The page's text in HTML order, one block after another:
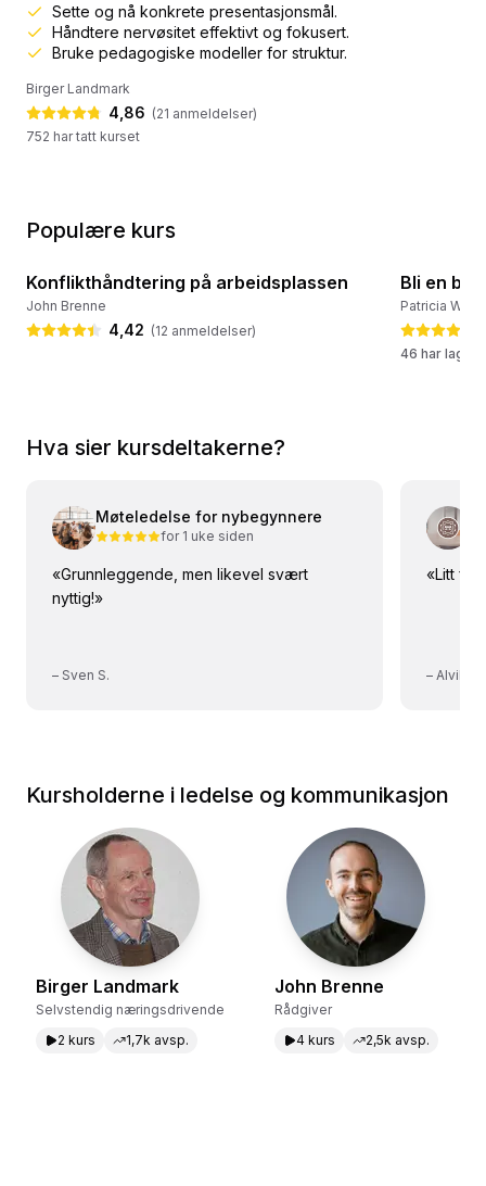
publikums oppmerksomhet. Dette kurset vil gi deg
verktøyene du trenger for å bli tryggere og mer
komfortabel når du står foran et publikum.God
presentasjon...
Sette og nå konkrete presentasjonsmål.
Håndtere nervøsitet effektivt og fokusert.
Bruke pedagogiske modeller for struktur.
Birger Landmark
4,86 (21 anmeldelser)
752 har tatt kurset
Populære kurs
💛 Populært kurs
Konflikthåndtering på arbeidsplassen
John Brenne
4,42 (12 anmeldelser)
🔥 Ofte
Bli en
Patricia
46 har
Hva sier kursdeltakerne?
Møteledelse for nybegynnere
for 1 uke siden
«Grunnleggende, men likevel svært
nyttig!»
– Sven S.
«Litt
– Alvilde
Kursholderne i ledelse og kommunikasjon
Birger Landmark
Selvstendig næringsdrivende
2 kurs 1,7k avsp.
John Brenne
Rådgiver
4kurs 2,5k avsp.